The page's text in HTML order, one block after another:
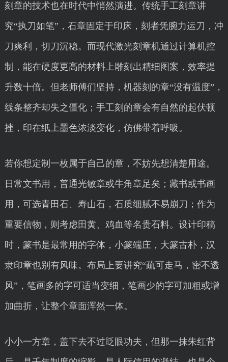
刻章的技术也在时代中悄然演进。传统手工刻章讲
究“执刀如笔”，石章固定于印床，刻者凭腕力运刀，冲
刀爽利，切刀沉稳。而现代激光刻章机通过计算机控
制，能在硬度更高的材料上雕刻出精细图案，效率提
升数十倍。但老师傅们坚持，机器刻的章“没有温度”，
线条整齐却失之僵化；手工刻的章会有自然的起伏顿
挫，印在纸上墨色浓淡变化，仿佛带着呼吸。
若你想定制一枚属于自己的章，不妨先想清楚用途。
日常文书用，普通光敏章或牛角章足矣；藏书或书画
用，可选青田石、寿山石，石质细腻不易崩刀；作为
重要信物，则考虑田黄、鸡血等名贵石料。设计印稿
时，篆书是最常用的字体，小篆端庄，大篆古朴，汉
隶印章也别有风味。布局上要讲究“疏可走马，密不透
风”，笔画多的字可适当变细，笔画少的字可加粗或增
加曲折，让整个章面浑然一体。
小小一方章，盖下去不过眨眼功夫，但那一抹朱红背